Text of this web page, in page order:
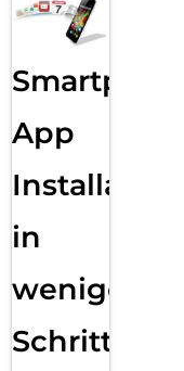
Smartphone
App
Installation
in
wenigen
Schritten